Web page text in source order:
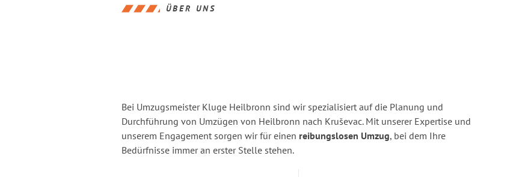
ÜBER UNS
Bei Umzugsmeister Kluge Heilbronn sind wir spezialisiert auf die Planung und
Durchführung von Umzügen von Heilbronn nach Kruševac. Mit unserer Expertise und
unserem Engagement sorgen wir für einen reibungslosen Umzug, bei dem Ihre
Bedürfnisse immer an erster Stelle stehen.